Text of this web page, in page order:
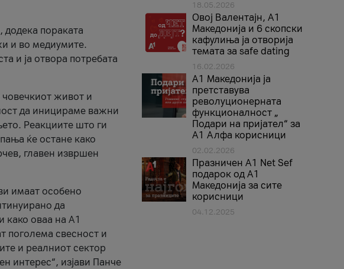
додека пораката
и во медиумите.
и ја отвора потребата
човечкиот живот и
да иницираме важни
Реакциите што ги
ќе остане како
главен извршен
имаат особено
да
како оваа на A1
поголема свесност и
и реалниот сектор
интерес“, изјави Панче
18.05.2026
Овој Валентајн, A1
Македонија и 6 скопски
кафулиња ја отворија
темата за safe dating
16.02.2026
А1 Македонија ја
претставува
револуционерната
функционалност „
Подари на пријател“ за
А1 Алфа корисници
02.02.2026
Празничен A1 Net Sеf
подарок од А1
Македонија за сите
корисници
04.12.2025